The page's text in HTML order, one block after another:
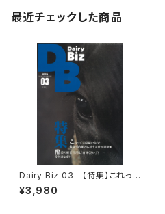
最近チェックした商品
Dairy Biz 03 【特集】これって
実際儲かるの？ 投資・取り組み
に対する費用対効果
¥3,980